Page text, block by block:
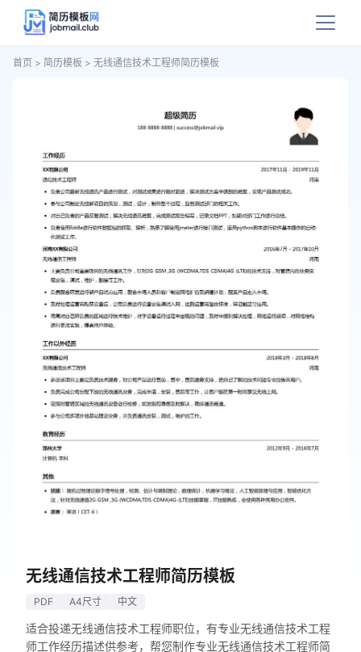
首页 > 简历模板 > 无线通信技术工程师简历模板
无线通信技术工程师简历模板
PDF A4尺寸 中文
适合投递无线通信技术工程师职位，有专业无线通信技术工程
师工作经历描述供参考，帮您制作专业无线通信技术工程师简